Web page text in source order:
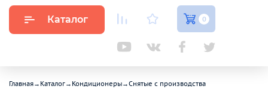
Каталог 0
Главная→ Каталог→ Кондиционеры→Снятые с производства